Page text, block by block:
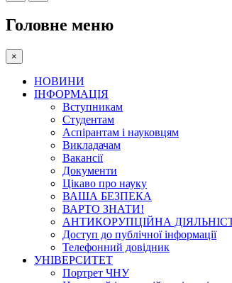
Головне меню
×
НОВИНИ
ІНФОРМАЦІЯ
Вступникам
Студентам
Аспірантам і науковцям
Викладачам
Вакансії
Документи
Цікаво про науку
ВАША БЕЗПЕКА
ВАРТО ЗНАТИ!
АНТИКОРУПЦІЙНА
Доступ до публічної інформації
Телефонний довідник
УНІВЕРСИТЕТ
Портрет ЧНУ